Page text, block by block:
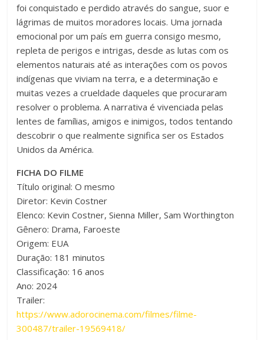
foi conquistado e perdido através do sangue, suor e
lágrimas de muitos moradores locais. Uma jornada
emocional por um país em guerra consigo mesmo,
repleta de perigos e intrigas, desde as lutas com os
elementos naturais até as interações com os povos
indígenas que viviam na terra, e a determinação e
muitas vezes a crueldade daqueles que procuraram
resolver o problema. A narrativa é vivenciada pelas
lentes de famílias, amigos e inimigos, todos tentando
descobrir o que realmente significa ser os Estados
Unidos da América.
FICHA DO FILME
Título original: O mesmo
Diretor: Kevin Costner
Elenco: Kevin Costner, Sienna Miller, Sam Worthington
Gênero: Drama, Faroeste
Origem: EUA
Duração: 181 minutos
Classificação: 16 anos
Ano: 2024
Trailer:
https://www.adorocinema.com/filmes/filme-
300487/trailer-19569418/